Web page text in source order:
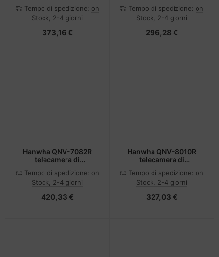
Telecamera di sicurezza
IP Interno e esterno 1920
Tempo di spedizione: on
Stock, 2-4 giorni
373,16 €
Telecamera di sicurezza
IP Esterno 2560 x 1440
Tempo di spedizione: on
Stock, 2-4 giorni
296,28 €
Hanwha QNV-7082R
telecamera di
Telecamera di sicurezza
IP Esterno 2560 x 1440
Tempo di spedizione: on
Stock, 2-4 giorni
420,33 €
Hanwha QNV-8010R
telecamera di
Telecamera di sicurezza
IP Esterno 2592 x 1944
Tempo di spedizione: on
Stock, 2-4 giorni
327,03 €